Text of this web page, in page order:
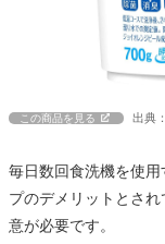
この商品を見る 出典
毎日数回食洗機を使
プのデメリットとさ
意が必要です。